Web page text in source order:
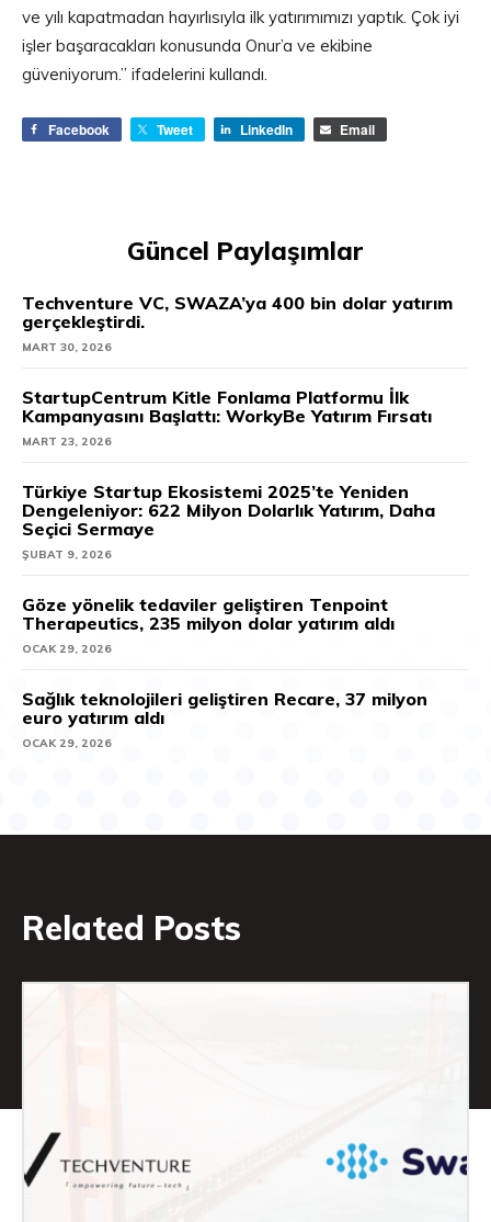
ve yılı kapatmadan hayırlısıyla ilk yatırımımızı yaptık. Çok iyi
işler başaracakları konusunda Onur’a ve ekibine
güveniyorum.” ifadelerini kullandı.
Facebook Tweet LinkedIn Email
Güncel Paylaşımlar
Techventure VC, SWAZA’ya 400 bin dolar yatırım
gerçekleştirdi.
MART 30, 2026
StartupCentrum Kitle Fonlama Platformu İlk
Kampanyasını Başlattı: WorkyBe Yatırım Fırsatı
MART 23, 2026
Türkiye Startup Ekosistemi 2025’te Yeniden
Dengeleniyor: 622 Milyon Dolarlık Yatırım, Daha
Seçici Sermaye
ŞUBAT 9, 2026
Göze yönelik tedaviler geliştiren Tenpoint
Therapeutics, 235 milyon dolar yatırım aldı
OCAK 29, 2026
Sağlık teknolojileri geliştiren Recare, 37 milyon
euro yatırım aldı
OCAK 29, 2026
Related Posts